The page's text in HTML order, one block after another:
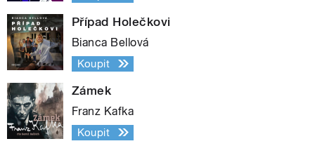
Případ Holečkovi
Bianca Bellová
Koupit
Zámek
Franz Kafka
Koupit